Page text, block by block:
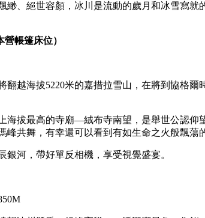
、絕世容顏，冰川是流動的歲月和冰雪寫
帳篷床位）
越海拔5220米的嘉措拉雪山，在將到協格
海拔最高的寺廟—絨布寺南望，是舉世公認
共舞，有幸還可以看到有如生命之火般飄蕩
河，帶好單反相機，享受視覺盛宴。